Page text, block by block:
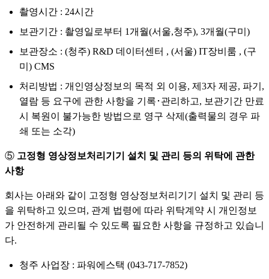
촬영시간 : 24시간
보관기간 : 촬영일로부터 1개월(서울,청주), 3개월(구미)
보관장소 : (청주) R&D 데이터센터 , (서울) IT장비룸 , (구
미) CMS
처리방법 : 개인영상정보의 목적 외 이용, 제3자 제공, 파기,
열람 등 요구에 관한 사항을 기록･관리하고, 보관기간 만료
시 복원이 불가능한 방법으로 영구 삭제(출력물의 경우 파
쇄 또는 소각)
⑤ 고정형 영상정보처리기기 설치 및 관리 등의 위탁에 관한
사항
회사는 아래와 같이 고정형 영상정보처리기기 설치 및 관리 등
을 위탁하고 있으며, 관계 법령에 따라 위탁계약 시 개인정보
가 안전하게 관리될 수 있도록 필요한 사항을 규정하고 있습니
다.
청주 사업장 : 파워에스택 (043-717-7852)